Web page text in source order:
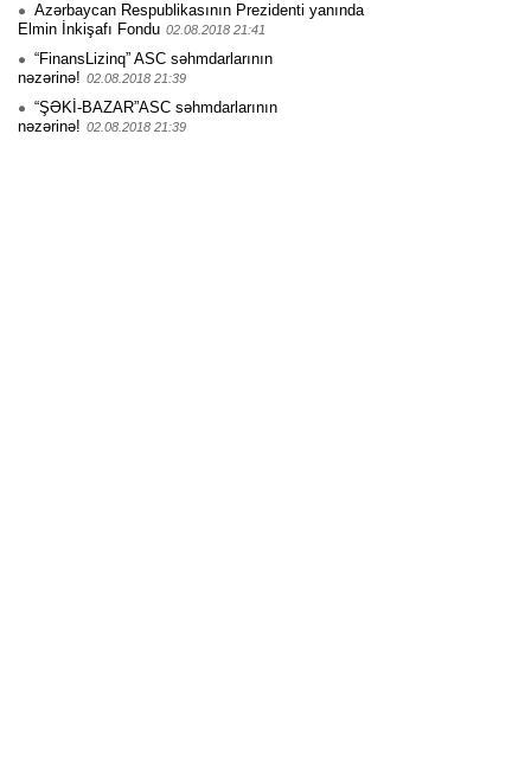
Azərbaycan Respublikasının Prezidenti yanında
Elmin İnkişafı Fondu 02.08.2018 21:41
“FinansLizinq” ASC səhmdarlarının
nəzərinə! 02.08.2018 21:39
“ŞƏKİ-BAZAR”ASC səhmdarlarının
nəzərinə! 02.08.2018 21:39